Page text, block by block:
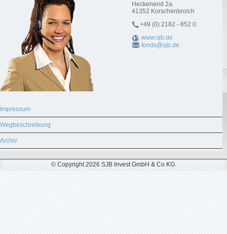
Heckenend 2a
41352 Korschenbroich
+49 (0) 2182 - 852 0
www.sjb.de
fonds@sjb.de
Impressum
Wegbeschreibung
Archiv
© Copyright 2026 SJB Invest GmbH & Co KG.